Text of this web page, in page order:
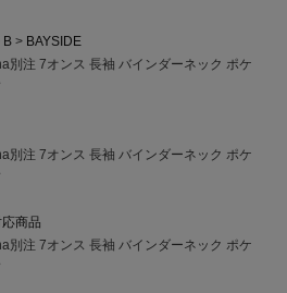
B
BAYSIDE
別注 7オンス 長袖 バインダーネック ポケ
別注 7オンス 長袖 バインダーネック ポケ
商品
別注 7オンス 長袖 バインダーネック ポケ